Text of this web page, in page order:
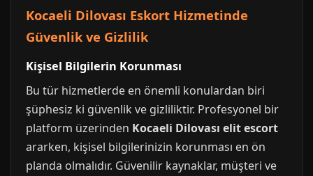
Kocaeli Dilovası Eskort Hizmetinde
Güvenlik ve Gizlilik
Kişisel Bilgilerin Korunması
Bu tür hizmetlerde en önemli konulardan biri
şüphesiz ki güvenlik ve gizliliktir. Profesyonel bir
platform üzerinden Kocaeli Dilovası elit escort
ararken, kişisel bilgilerinizin korunması en ön
planda olmalıdır. Güvenilir kaynaklar, müşteri ve